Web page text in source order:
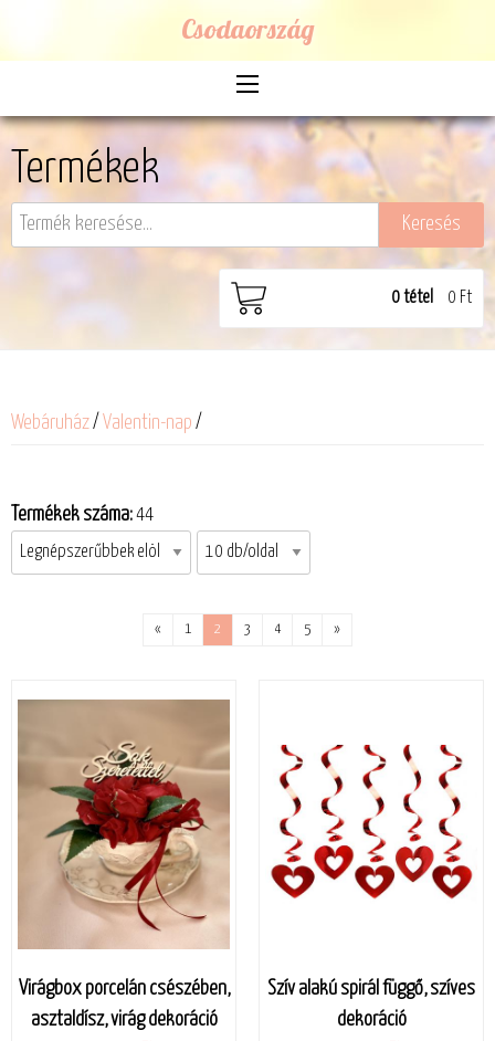
Csodaország
Termékek
0tétel 0 Ft
Webáruház/ Valentin-nap /
Termékek száma:44
« 1 2 3 4 5 »
Virágbox porcelán csészében,
asztaldísz, virág dekoráció
Szív alakú spirál függő, szíves
dekoráció